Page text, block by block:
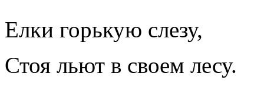
Елки горькую слезу,
Стоя льют в своем лесу.